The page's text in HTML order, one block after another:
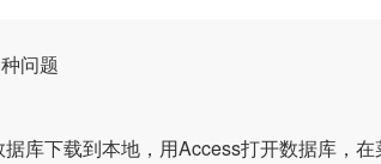
问题
库下载到本地，用Access打开数据库，在